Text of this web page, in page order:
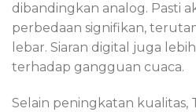
dibandingkan analog. Pasti
perbedaan signifikan,
lebar. Siaran digital juga
terhadap gangguan cuaca.
Selain peningkatan kualitas,